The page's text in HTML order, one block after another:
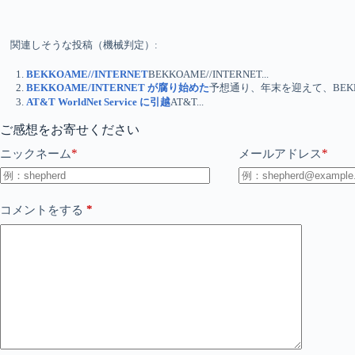
関連しそうな投稿（機械判定）:
BEKKOAME//INTERNETBEKKOAME//INTERNET...
BEKKOAME/INTERNET が腐り始めた予想通り、年末を迎えて、
AT&T WorldNet Service に引越AT&T...
ご感想をお寄せください
ニックネーム* メールアドレス*
コメントをする *